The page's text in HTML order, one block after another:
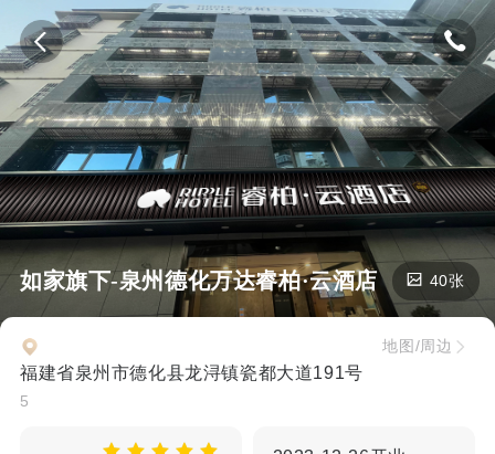
如家旗下-泉州德化万达睿柏·云酒店 40张
福建省泉州市德化县龙浔镇瓷都大道191号
5
地图/周边